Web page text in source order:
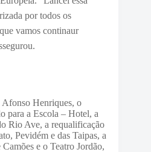
por todos os
vamos continaur
Henriques, o
para a Escola – Hotel, a
Rio Ave, a requalificação
Pevidém e das Taipas, a
e o Teatro Jordão,